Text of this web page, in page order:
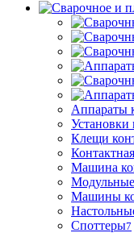
Аппараты
Установки
Клещи
Машина
Машины
Споттеры7